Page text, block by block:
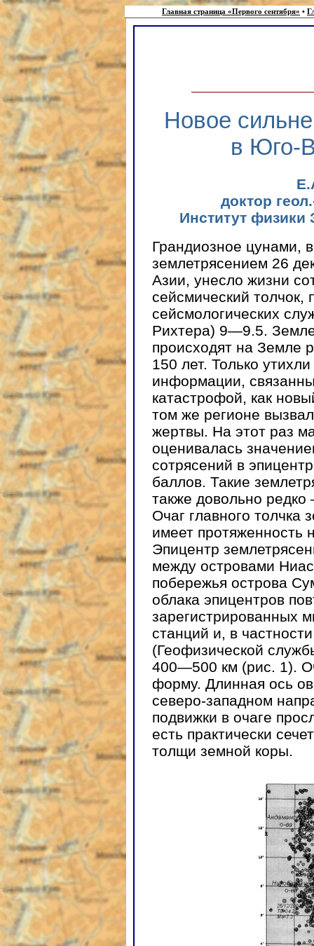
Главная страница «Первого сентября» •
Новое
в Юго-
доктор
Институт
Грандиозное цунами,
землетрясением 26
Азии, унесло жизни
сейсмический
сейсмологических
Рихтера) 9—9.5.
происходят на Земле
150 лет. Только
информации,
катастрофой, как
том же регионе
жертвы. На этот раз
оценивалась
сотрясений в
баллов. Такие
также довольно
Очаг главного толчка
имеет протяженность
Эпицентр
между островами
побережья острова
облака эпицентров
зарегистрированных
станций и, в
(Геофизической
400—500 км (рис. 1).
форму. Длинная ось
северо-западном
подвижки в очаге
есть практически
толщи земной коры.